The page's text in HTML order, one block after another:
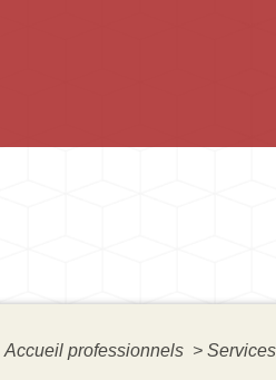
Accueil professionnels >